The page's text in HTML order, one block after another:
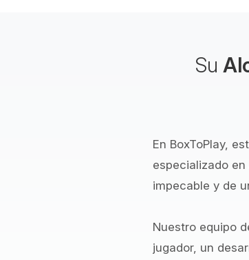
Su
En BoxToPlay,
especializado en
impecable y de
Nuestro equipo
jugador, un